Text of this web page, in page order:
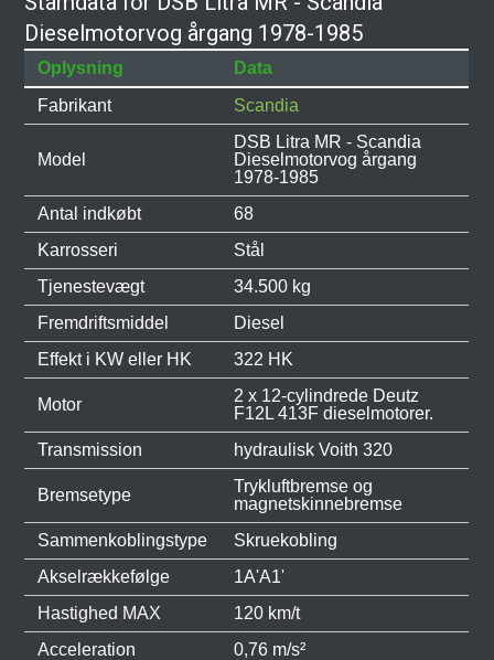
Dieselmotorvog årgang 1978-1985
Oplysning
Data
Fabrikant
Scandia
Model
DSB Litra MR - Scandia
Dieselmotorvog årgang
1978-1985
Antal indkøbt
68
Karrosseri
Stål
Tjenestevægt
34.500 kg
Fremdriftsmiddel
Diesel
Effekt i KW eller HK
322 HK
Motor
2 x 12-cylindrede Deutz
F12L 413F dieselmotorer.
Transmission
hydraulisk Voith 320
Bremsetype
Trykluftbremse og
magnetskinnebremse
Sammenkoblingstype
Skruekobling
Akselrækkefølge
1A'A1'
Hastighed MAX
120 km/t
Acceleration
0,76 m/s²